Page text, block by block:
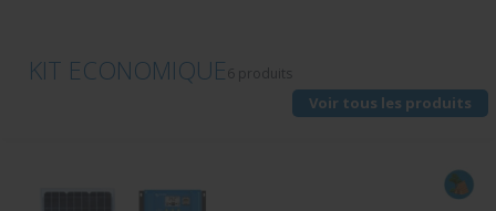
KIT ECONOMIQUE6 produits
Voir tous les produits